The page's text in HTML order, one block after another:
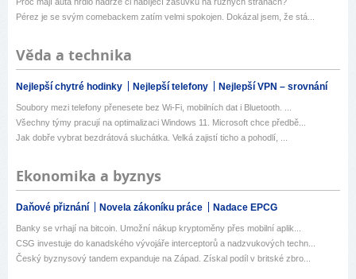
Pérez je se svým comebackem zatím velmi spokojen. Dokázal jsem, že stá...
Věda a technika
Nejlepší chytré hodinky Nejlepší telefony Nejlepší VPN – srovnání
Soubory mezi telefony přenesete bez Wi-Fi, mobilních dat i Bluetooth. ...
Všechny týmy pracují na optimalizaci Windows 11. Microsoft chce předbě...
Jak dobře vybrat bezdrátová sluchátka. Velká zajistí ticho a pohodlí, ...
Ekonomika a byznys
Daňové přiznání Novela zákoníku práce Nadace EPCG
Banky se vrhají na bitcoin. Umožní nákup kryptoměny přes mobilní aplik...
CSG investuje do kanadského vývojáře interceptorů a nadzvukových techn...
Český byznysový tandem expanduje na Západ. Získal podíl v britské zbro...